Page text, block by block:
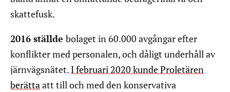
skattefusk.
2016 ställde bolaget in 60.000 avgångar efter
konflikter med personalen, och dåligt underhåll av
järnvägsnätet. I februari 2020 kunde Proletären
berättaatt till och med den konservativa